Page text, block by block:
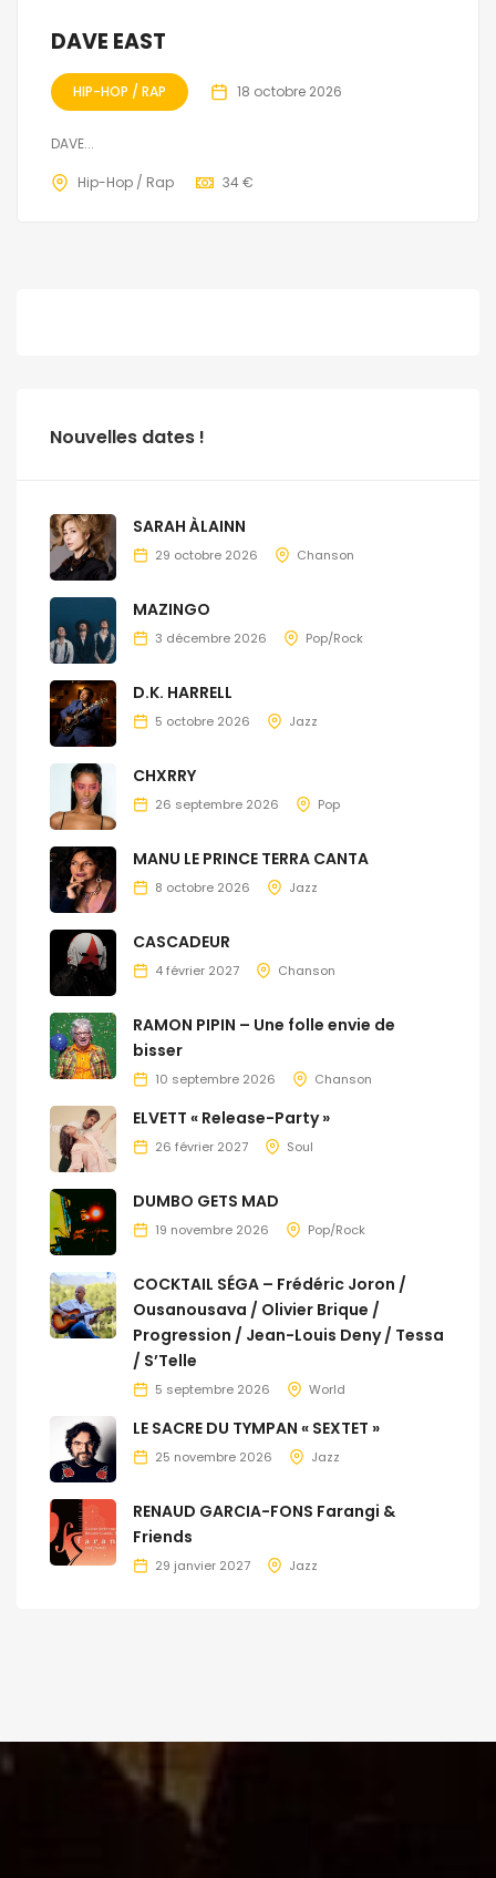
DAVE EAST
HIP-HOP / RAP 18 octobre 2026
DAVE...
Hip-Hop / Rap 34 €
Nouvelles dates !
SARAH ÀLAINN
29 octobre 2026 Chanson
MAZINGO
3 décembre 2026 Pop/Rock
D.K. HARRELL
5 octobre 2026 Jazz
CHXRRY
26 septembre 2026 Pop
MANU LE PRINCE TERRA CANTA
8 octobre 2026 Jazz
CASCADEUR
4 février 2027 Chanson
RAMON PIPIN – Une folle envie de
bisser
10 septembre 2026 Chanson
ELVETT « Release-Party »
26 février 2027 Soul
DUMBO GETS MAD
19 novembre 2026 Pop/Rock
COCKTAIL SÉGA – Frédéric Joron /
Ousanousava / Olivier Brique /
Progression / Jean-Louis Deny / Tessa
/ S’Telle
5 septembre 2026 World
LE SACRE DU TYMPAN « SEXTET »
25 novembre 2026 Jazz
RENAUD GARCIA-FONS Farangi &
Friends
29 janvier 2027 Jazz